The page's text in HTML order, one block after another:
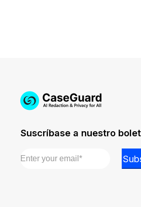
Suscríbase a nuestro
*
Email *